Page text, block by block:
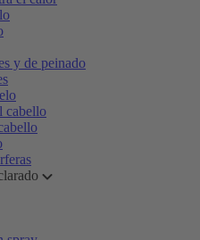
y de peinado
cabello